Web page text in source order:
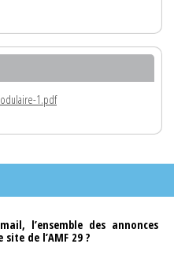
1.pdf
l’ensemble des annonces
de l’AMF 29 ?